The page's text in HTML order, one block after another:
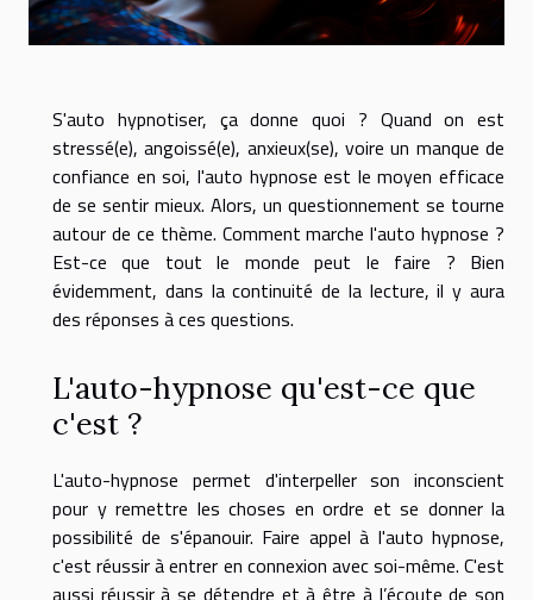
S'auto hypnotiser, ça donne quoi ? Quand on est
stressé(e), angoissé(e), anxieux(se), voire un manque de
confiance en soi, l'auto hypnose est le moyen efficace
de se sentir mieux. Alors, un questionnement se tourne
autour de ce thème. Comment marche l'auto hypnose ?
Est-ce que tout le monde peut le faire ? Bien
évidemment, dans la continuité de la lecture, il y aura
des réponses à ces questions.
L'auto-hypnose qu'est-ce que
c'est ?
L'auto-hypnose permet d'interpeller son inconscient
pour y remettre les choses en ordre et se donner la
possibilité de s'épanouir. Faire appel à l'auto hypnose,
c'est réussir à entrer en connexion avec soi-même. C'est